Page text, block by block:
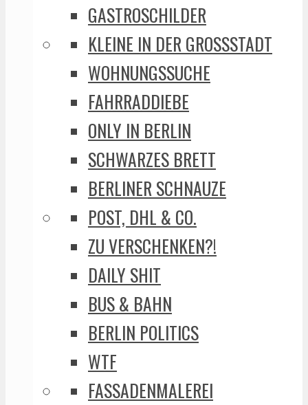
GASTROSCHILDER
KLEINE IN DER GROSSSTADT
WOHNUNGSSUCHE
FAHRRADDIEBE
ONLY IN BERLIN
SCHWARZES BRETT
BERLINER SCHNAUZE
POST, DHL & CO.
ZU VERSCHENKEN?!
DAILY SHIT
BUS & BAHN
BERLIN POLITICS
WTF
FASSADENMALEREI